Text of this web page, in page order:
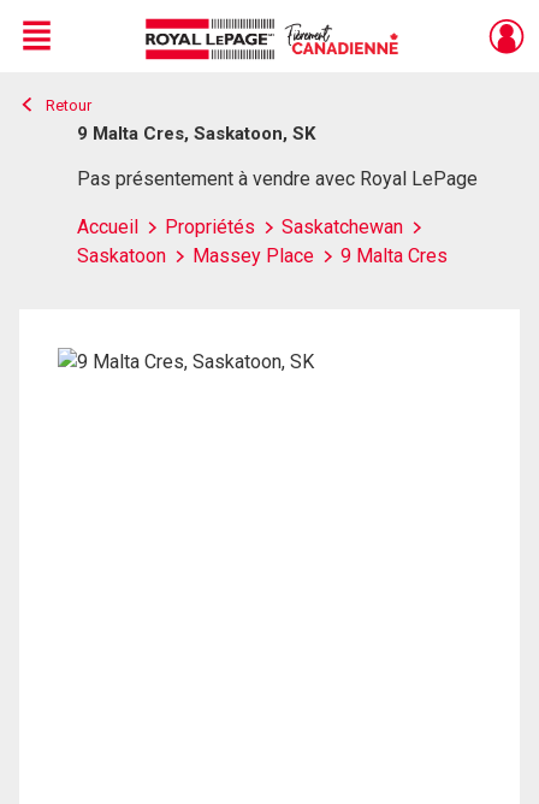
Live
En Direct
Menu
Retour
9 Malta Cres, Saskatoon, SK
Pas présentement à vendre avec Royal LePage
Accueil Propriétés
Saskatchewan
Saskatoon
Massey Place 9 Malta Cres